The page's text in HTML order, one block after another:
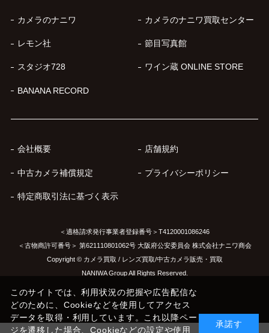
カメラのナニワ カメラのナニワ買取センター
レモン社 節目写真館
スタジオ728 ワイン蔵 ONLINE STORE
BANANA RECORD
会社概要 店舗規約
中古カメラ補償規定 プライバシーポリシー
特定商取引法に基づく表示
＜適格請求発行事業者登録番号＞T4120001086246
＜古物商許可番号＞ 第621110801062号 大阪府公安委員会 株式会社ナニワ商会
Copyright © カメラ買取 / レンズ買取/中古カメラ販売・買取
NANIWA Group All Rights Reserved.
このサイトでは、利用状況の把握や広告配信な
どのために、Cookieなどを使用してアクセス
データを取得・利用しています。これ以降ペー
ジを遷移した場合、Cookieなどの設定や使用
承諾す